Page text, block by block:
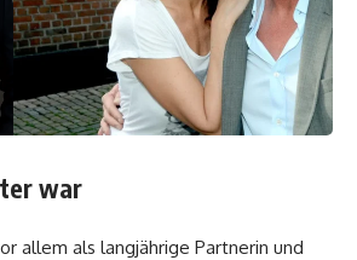
war
allem als langjährige Partnerin und